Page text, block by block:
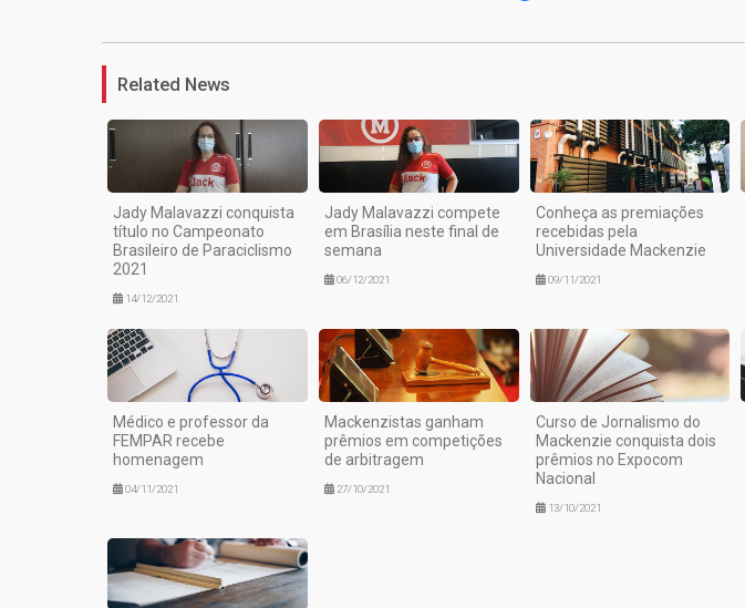
Related News
Jady Malavazzi conquista
título no Campeonato
Brasileiro de Paraciclismo
2021
14/12/2021
Jady Malavazzi compete
em Brasília neste final de
semana
06/12/2021
Conheça as premiações
recebidas pela
Universidade Mackenzie
09/11/2021
Médico e professor da
FEMPAR recebe
homenagem
04/11/2021
Mackenzistas ganham
prêmios em competições
de arbitragem
27/10/2021
Curso de Jornalismo do
Mackenzie conquista dois
prêmios no Expocom
Nacional
13/10/2021